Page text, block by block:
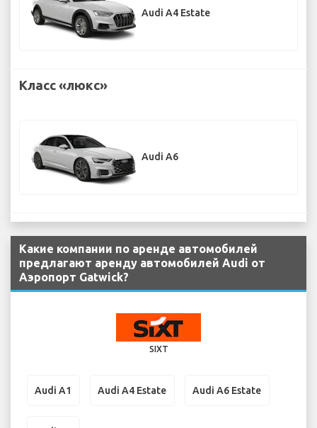
Audi A4 Estate
Класс «люкс»
Audi A6
Какие компании по аренде автомобилей
предлагают аренду автомобилей Audi от
Аэропорт Gatwick?
SIXT
Audi A1 Audi A4 Estate Audi A6 Estate